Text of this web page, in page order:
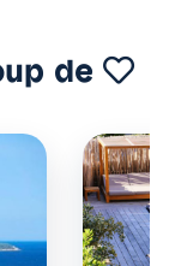
de